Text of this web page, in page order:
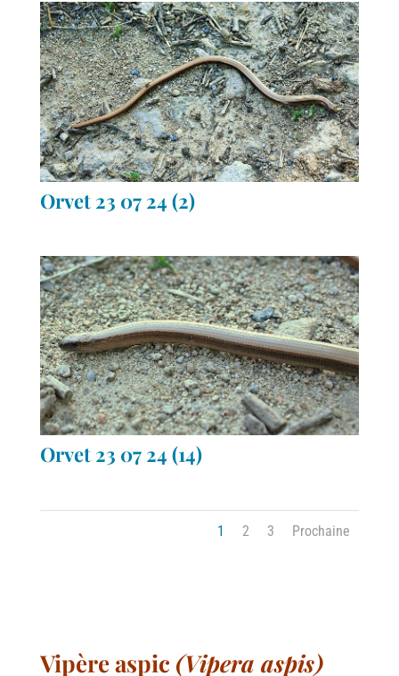
Orvet 23 07 24 (2)
Orvet 23 07 24 (14)
1 2 3 Prochaine
Vipère aspic (Vipera aspis)